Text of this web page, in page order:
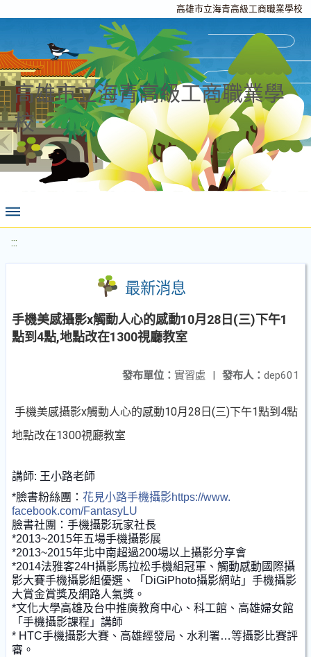
高雄市立海青高級工商職業學校
高雄市立海青高級工商職業學
校
:::
最新消息
手機美感攝影x觸動人心的感動10月28日(三)下午1
點到4點,地點改在1300視廳教室
發布人： dep601
發布單位： 實習處 |
手機美感攝影x觸動人心的感動10月28日(三)下午1點到4點
地點改在1300視廳教室
講師: 王小路老師
*臉書粉絲團： 花見小路手機攝影https://www.
facebook.com/FantasyLU
臉書社團：手機攝影玩家社長
*2013~2015年五場手機攝影展
*2013~2015年北中南超過200場以上攝影分享會
*2014法雅客24H攝影馬拉松手機組冠軍、 觸動感動國際攝
影大賽手機攝影組優選、「 DiGiPhoto攝影網站」手機攝影
大賞金賞獎及網路人氣獎。
*文化大學高雄及台中推廣教育中心、科工館、高雄婦女館
「 手機攝影課程」講師
* HTC手機攝影大賽、高雄經發局、水利署…等攝影比賽評
審。